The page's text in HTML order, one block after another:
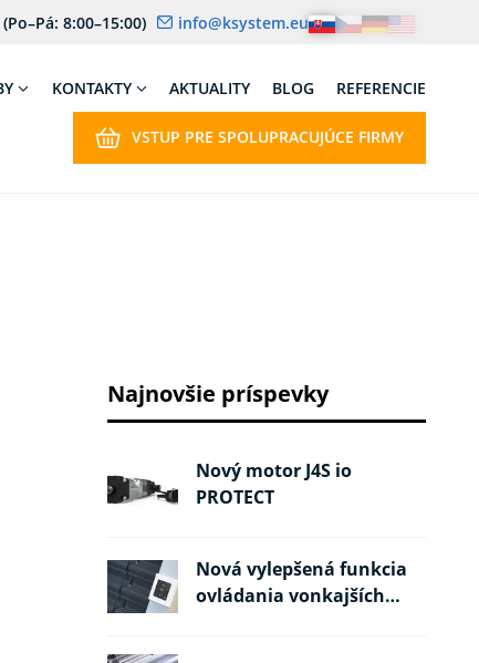
(Po–Pá: 8:00–15:00) info@ksystem.eu
KONTAKTY AKTUALITY BLOG REFERENCIE
VSTUP PRE SPOLUPRACUJÚCE FIRMY
Najnovšie príspevky
Nový motor J4S io
PROTECT
Nová vylepšená funkcia
ovládania vonkajších